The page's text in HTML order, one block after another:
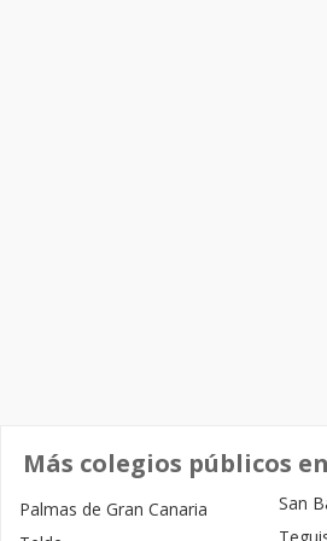
Más colegios públicos
Palmas de Gran Canaria
San